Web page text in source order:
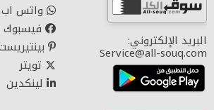
البريد الإلكتروني:
Service@all-souq.com
واتس اب
فيسبوك
تويتر
لينكدين